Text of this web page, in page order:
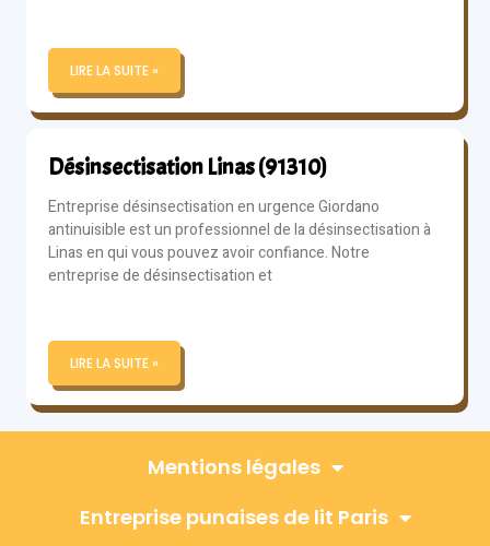
LIRE LA SUITE »
Désinsectisation Linas (91310)
Entreprise désinsectisation en urgence Giordano
antinuisible est un professionnel de la désinsectisation à
Linas en qui vous pouvez avoir confiance. Notre
entreprise de désinsectisation et
LIRE LA SUITE »
Mentions légales
Entreprise punaises de lit Paris